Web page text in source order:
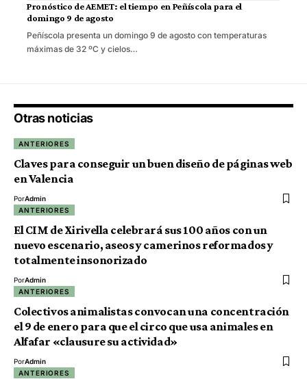
Pronóstico de AEMET: el tiempo en Peñíscola para el
domingo 9 de agosto
Peñíscola presenta un domingo 9 de agosto con temperaturas
máximas de 32 ºC y cielos…
Otras noticias
ANTERIORES
Claves para conseguir un buen diseño de páginas web
en Valencia
PorAdmin
ANTERIORES
El CIM de Xirivella celebrará sus 100 años con un
nuevo escenario, aseos y camerinos reformados y
totalmente insonorizado
PorAdmin
ANTERIORES
Colectivos animalistas convocan una concentración
el 9 de enero para que el circo que usa animales en
Alfafar «clausure su actividad»
PorAdmin
ANTERIORES